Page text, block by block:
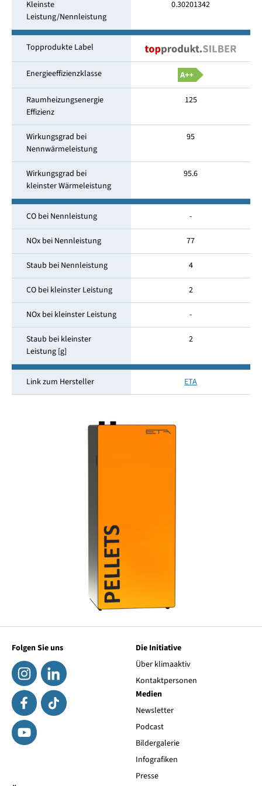
Kleinste
Leistung/Nennleistung
0.30201342
Topprodukte Label
Energieeffizienzklasse
Raumheizungsenergie
Effizienz
125
Wirkungsgrad bei
Nennwärmeleistung
95
Wirkungsgrad bei
kleinster Wärmeleistung
95.6
CO bei Nennleistung -
NOx bei Nennleistung 77
Staub bei Nennleistung 4
CO bei kleinster Leistung 2
NOx bei kleinster Leistung -
Staub bei kleinster
Leistung [g]
2
Link zum Hersteller ETA
Folgen Sie uns
Die Initiative
Über klimaaktiv
Kontaktpersonen
Medien
Newsletter
Podcast
Bildergalerie
Infografiken
Presse